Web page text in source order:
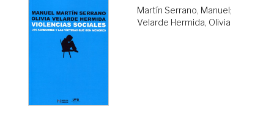
Martín Serrano, Manuel;
Velarde Hermida, Olivia